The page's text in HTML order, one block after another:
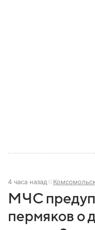
4 часа назад
МЧС
пермяков о